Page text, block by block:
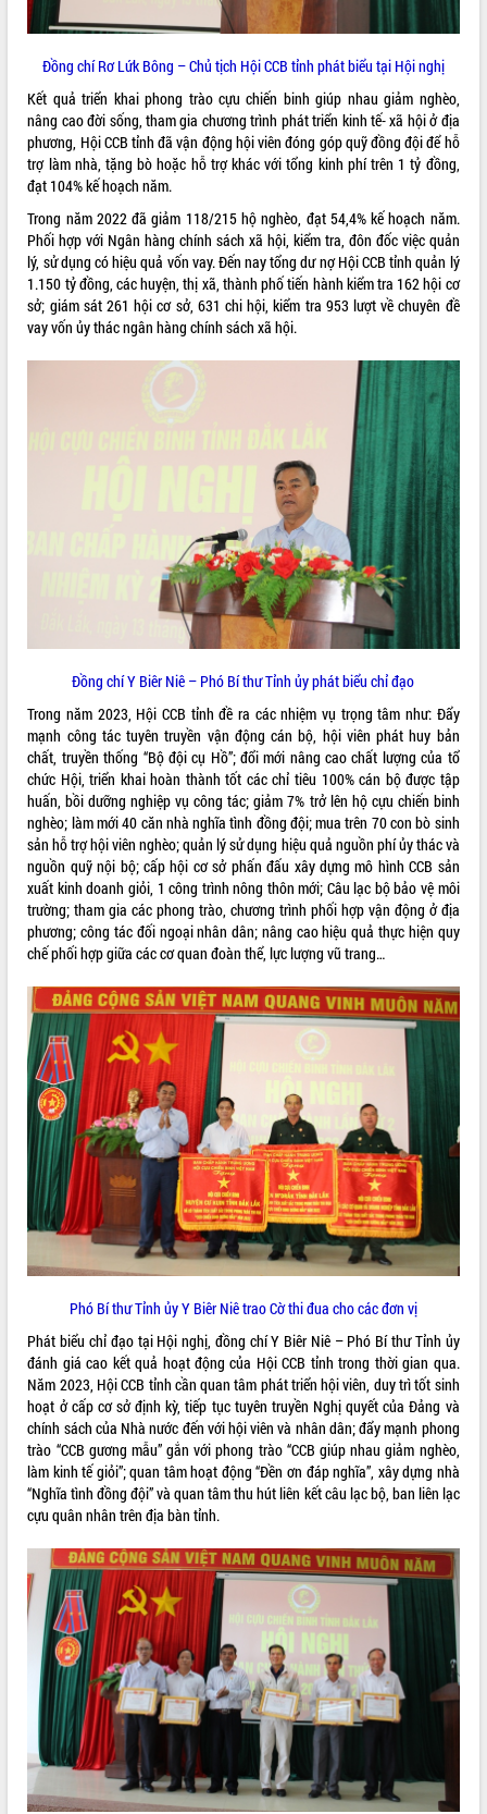
Lễ truy tặng danh hiệu “Bà Mẹ Việt
Nam Anh hùng” và trao Huân chương
Lao động
UBND tỉnh Đắk Lắk triển khai nhiệm
vụ 6 tháng cuối năm 2026
Kỳ họp thứ Hai, Hội đồng nhân dân
tỉnh khóa XI quyết nghị nhiều nội dung
quan trọng
Bí thư Tỉnh ủy Lương Nguyễn Minh
Triết thăm, tặng quà người có công với
cách mạng
Rà soát, hoàn thiện hệ thống thiết chế
văn hóa, thể thao đáp ứng yêu cầu
phát triển mới
mặt Đoàn chuyên gia y tế TP. Hồ Chí
Lễ truy điệu và an táng hài cốt liệt sĩ
Bàn giải pháp tháo gỡ khó khăn trong
xuất khẩu sầu riêng và triển khai quy
Thứ trưởng Bộ Nông nghiệp và Môi
trường Nguyễn Hoàng Hiệp khảo sát
vùng trồng và doanh nghiệp đóng gói
Trình diễn nghệ thuật chế biến các
món ăn từ sầu riêng
Đắk Lắk công bố Quy hoạch và xúc
Ngành cá ngừ Đắk Lắk chủ động thích
ứng để giữ vững thị trường xuất khẩu
Diễn đàn Kinh tế tư nhân Việt Nam đột
phá cơ chế - Hợp tác công tư
Đề án 06 tạo bước ngoặt đột phá trong
cải cách hành chính tỉnh Đắk Lắk
Kết nối tour, đẩy mạnh chuyển đổi số
để phát triển du lịch Đắk Lắk
Khởi động Dự án Đầu tư xây dựng hạ
tầng kỹ thuật Cụm công nghiệp Tân
Gặp mặt các cơ quan báo chí nhân Kỷ
niệm 101 năm Ngày Báo chí Cách
mạng Việt Nam
Đắk Lắk sơ kết 4 năm triển khai thực
hiện Đề án 06 của Chính phủ
Họp báo thông tin về Hội nghị Công bố
Quy hoạch và Xúc tiến đầu tư tỉnh Đắk
Lắk
Khơi thông điểm nghẽn, đẩy nhanh
giải ngân vốn khắc phục thiên tai
HĐND tỉnh thông qua điều chỉnh Quy
hoạch tỉnh thời kỳ 2021-2030
hoạch tỉnh Đắk Lắk thời kỳ 2021-2030,
tầm nhìn đến năm 2050
Nâng cao hiệu quả hoạt động của các
doanh nghiệp nhà nước
Hội nghị triển khai kết nối mạng
truyền số liệu chuyên dùng phục vụ cơ
quan Đảng, Nhà nước
Lễ phát động chuỗi hoạt động chung
tay làm sạch môi trường
Xã Ea Kar bước chuyển mình trong
công tác cải cách hành chính mô hình
mới
UBND tỉnh họp báo định kỳ tháng 4
năm 2026
Hội thảo khoa học “Giải pháp thúc đẩy
phát triển nền kinh tế xanh tại tỉnh
Đắk Lắk”
Tăng cường giám sát, đôn đốc thực
hiện nhiệm vụ quản lý tài sản công
hàng tuần
Tháo gỡ những vướng mắc, đẩy mạnh
công tác cải cách thủ tục hành chính
ALBUM ẢNH
THỐNG KÊ TRUY CẬP
Đồng chí Rơ Lứk Bông – Chủ tịch Hội CCB tỉnh phát biểu tại Hội nghị
Kết quả triển khai phong trào cựu chiến binh giúp nhau giảm nghèo,
nâng cao đời sống, tham gia chương trình phát triển kinh tế- xã hội ở địa
phương, Hội CCB tỉnh đã vận động hội viên đóng góp quỹ đồng đội để hỗ
trợ làm nhà, tặng bò hoặc hỗ trợ khác với tổng kinh phí trên 1 tỷ đồng,
đạt 104% kế hoạch năm.
Trong năm 2022 đã giảm 118/215 hộ nghèo, đạt 54,4% kế hoạch năm.
Phối hợp với Ngân hàng chính sách xã hội, kiểm tra, đôn đốc việc quản
lý, sử dụng có hiệu quả vốn vay. Đến nay tổng dư nợ Hội CCB tỉnh quản lý
1.150 tỷ đồng, các huyện, thị xã, thành phố tiến hành kiểm tra 162 hội cơ
sở; giám sát 261 hội cơ sở, 631 chi hội, kiểm tra 953 lượt về chuyên đề
vay vốn ủy thác ngân hàng chính sách xã hội.
Đồng chí Y Biêr Niê – Phó Bí thư Tỉnh ủy phát biểu chỉ đạo
Trong năm 2023, Hội CCB tỉnh đề ra các nhiệm vụ trọng tâm như: Đẩy
mạnh công tác tuyên truyền vận động cán bộ, hội viên phát huy bản
chất, truyền thống “Bộ đội cụ Hồ”; đổi mới nâng cao chất lượng của tổ
chức Hội, triển khai hoàn thành tốt các chỉ tiêu 100% cán bộ được tập
huấn, bồi dưỡng nghiệp vụ công tác; giảm 7% trở lên hộ cựu chiến binh
nghèo; làm mới 40 căn nhà nghĩa tình đồng đội; mua trên 70 con bò sinh
sản hỗ trợ hội viên nghèo; quản lý sử dụng hiệu quả nguồn phí ủy thác và
nguồn quỹ nội bộ; cấp hội cơ sở phấn đấu xây dựng mô hình CCB sản
xuất kinh doanh giỏi, 1 công trình nông thôn mới; Câu lạc bộ bảo vệ môi
trường; tham gia các phong trào, chương trình phối hợp vận động ở địa
phương; công tác đối ngoại nhân dân; nâng cao hiệu quả thực hiện quy
chế phối hợp giữa các cơ quan đoàn thể, lực lượng vũ trang…
Phó Bí thư Tỉnh ủy Y Biêr Niê trao Cờ thi đua cho các đơn vị
Phát biểu chỉ đạo tại Hội nghị, đồng chí Y Biêr Niê – Phó Bí thư Tỉnh ủy
đánh giá cao kết quả hoạt động của Hội CCB tỉnh trong thời gian qua.
Năm 2023, Hội CCB tỉnh cần quan tâm phát triển hội viên, duy trì tốt sinh
hoạt ở cấp cơ sở định kỳ, tiếp tục tuyên truyền Nghị quyết của Đảng và
chính sách của Nhà nước đến với hội viên và nhân dân; đẩy mạnh phong
trào “CCB gương mẫu” gắn với phong trào “CCB giúp nhau giảm nghèo,
làm kinh tế giỏi”; quan tâm hoạt động “Đền ơn đáp nghĩa”, xây dựng nhà
“Nghĩa tình đồng đội” và quan tâm thu hút liên kết câu lạc bộ, ban liên lạc
cựu quân nhân trên địa bàn tỉnh.